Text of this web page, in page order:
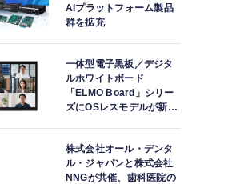
AIプラットフォーム製品
群を拡充
一体型電子黒板／デジタ
ルホワイトボード
「ELMO Board」シリー
ズにOSレスモデルが新登
株式会社オール・デンタ
ル・ジャパンと株式会社
NNGが共催、歯科医院の